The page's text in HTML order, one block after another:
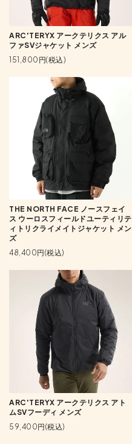
ARC'TERYX アークテリクス アル
ファSVジャケット メンズ
151,800円(税込)
THE NORTH FACE ノースフェイ
ス ウーロスフィールドユーティリテ
ィトリクライメイトジャケット メン
ズ
48,400円(税込)
ARC'TERYX アークテリクス アト
ムSVフーディ メンズ
59,400円(税込)